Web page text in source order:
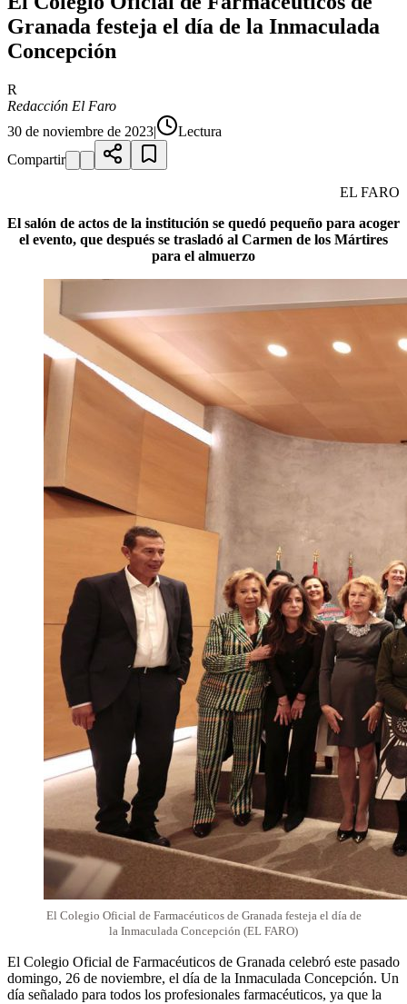
Granada festeja el día de la Inmaculada
Concepción
R
Redacción El Faro
30 de noviembre de 2023|
Lectura
Compartir
EL FARO
El salón de actos de la institución se quedó pequeño para acoger
el evento, que después se trasladó al Carmen de los Mártires
para el almuerzo
El Colegio Oficial de Farmacéuticos de Granada festeja el día de
la Inmaculada Concepción (EL FARO)
El Colegio Oficial de Farmacéuticos de Granada celebró este pasado
domingo, 26 de noviembre, el día de la Inmaculada Concepción. Un
día señalado para todos los profesionales farmacéuticos, ya que la